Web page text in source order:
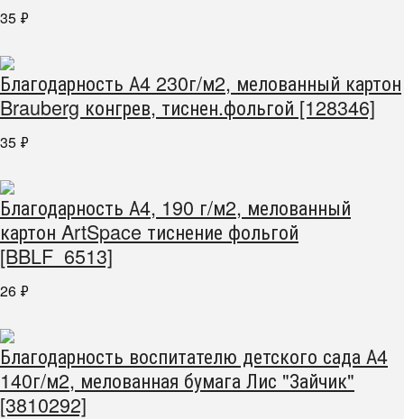
35 ₽
Благодарность А4 230г/м2, мелованный картон
Brauberg конгрев, тиснен.фольгой [128346]
35 ₽
Благодарность А4, 190 г/м2, мелованный
картон ArtSpace тиснение фольгой
[BBLF_6513]
26 ₽
Благодарность воспитателю детского сада А4
140г/м2, мелованная бумага Лис "Зайчик"
[3810292]